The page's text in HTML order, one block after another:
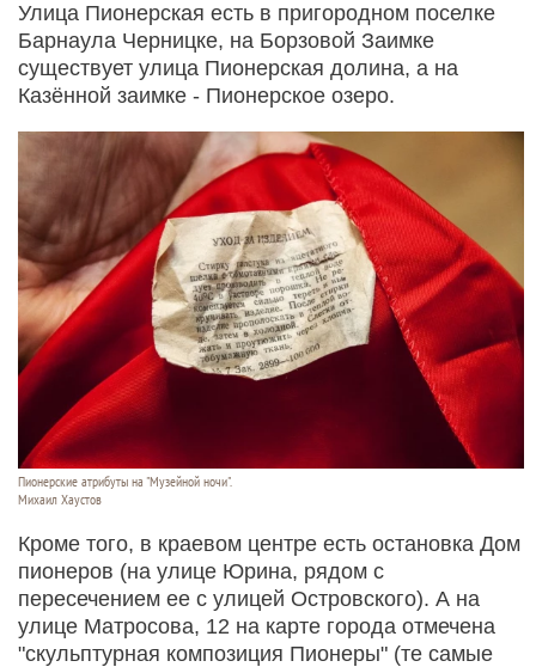
Улица Пионерская есть в пригородном поселке
Барнаула Черницке, на Борзовой Заимке
существует улица Пионерская долина, а на
Казённой заимке - Пионерское озеро.
Пионерские атрибуты на "Музейной ночи".
Михаил Хаустов
Кроме того, в краевом центре есть остановка Дом
пионеров (на улице Юрина, рядом с
пересечением ее с улицей Островского). А на
улице Матросова, 12 на карте города отмечена
"скульптурная композиция Пионеры" (те самые